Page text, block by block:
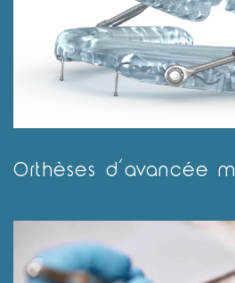
Orthèses d’avancée